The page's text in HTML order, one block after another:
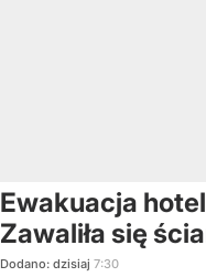
Ewakuacja
Zawaliła się
Dodano: dzisiaj 7:30